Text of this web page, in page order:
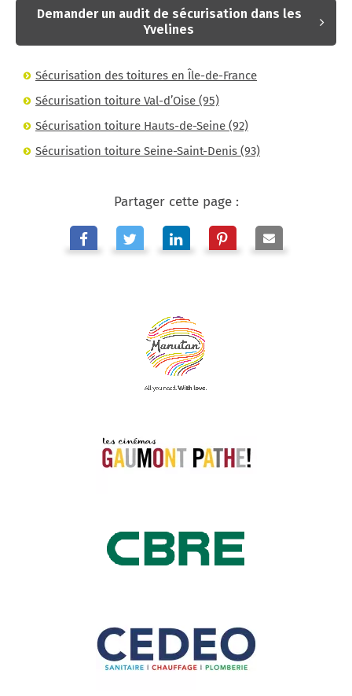
Demander un audit de sécurisation dans les
Yvelines
Sécurisation des toitures en Île-de-France
Sécurisation toiture Val-d’Oise (95)
Sécurisation toiture Hauts-de-Seine (92)
Sécurisation toiture Seine-Saint-Denis (93)
Partager cette page :